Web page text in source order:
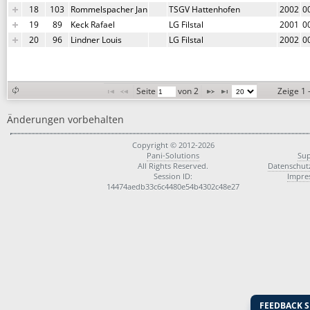
18
103 Rommelspacher Jan TSGV Hattenhofen 2002
19
89 Keck Rafael LG Filstal 2001
20
96 Lindner Louis LG Filstal 2002
Seite von 2 Zeige 1
Änderungen vorbehalten
Copyright © 2012-2026
Pani-Solutions
All Rights Reserved.
Session ID:
14474aedb33c6c4480e54b4302c48e27